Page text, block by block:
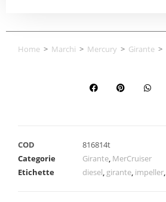
Home > Marchi > Mercury > Girante >
COD
816814t
Categorie
Girante, MerCruiser
Etichette
diesel, girante, impeller,